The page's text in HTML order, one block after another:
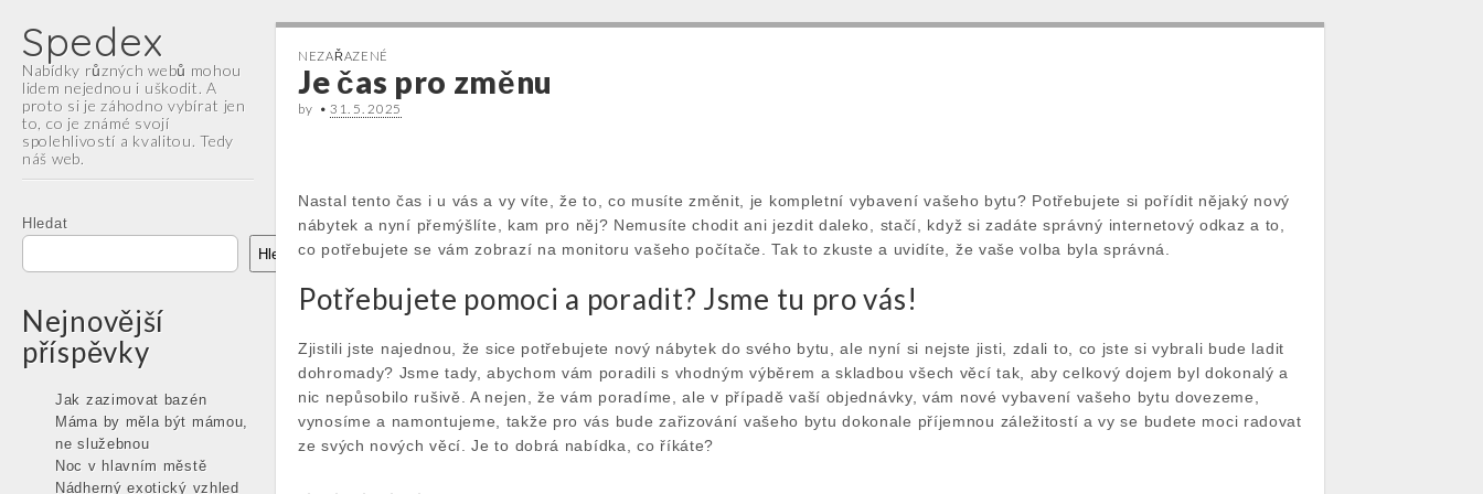
Spedex
Nabídky různých webů mohou
lidem nejednou i uškodit. A
proto si je záhodno vybírat jen
to, co je známé svojí
spolehlivostí a kvalitou. Tedy
náš web.
menu
to
Hledat
Hledat
Nejnovější
příspěvky
Jak zazimovat bazén
Máma by měla být mámou,
ne služebnou
Noc v hlavním městě
Nádherný exotický vzhled
NEZAŘAZENÉ
Je čas pro změnu
by •31. 5. 2025
Nastal tento čas i u vás a vy víte, že to, co musíte změnit, je kompletní vybavení vašeho bytu? Potřebujete si pořídit nějaký nový
nábytek a nyní přemýšlíte, kam pro něj? Nemusíte chodit ani jezdit daleko, stačí, když si zadáte správný internetový odkaz a to,
co potřebujete se vám zobrazí na monitoru vašeho počítače. Tak to zkuste a uvidíte, že vaše volba byla správná.
Potřebujete pomoci a poradit? Jsme tu pro vás!
Zjistili jste najednou, že sice potřebujete nový nábytek do svého bytu, ale nyní si nejste jisti, zdali to, co jste si vybrali bude ladit
dohromady? Jsme tady, abychom vám poradili s vhodným výběrem a skladbou všech věcí tak, aby celkový dojem byl dokonalý a
nic nepůsobilo rušivě. A nejen, že vám poradíme, ale v případě vaší objednávky, vám nové vybavení vašeho bytu dovezeme,
vynosíme a namontujeme, takže pro vás bude zařizování vašeho bytu dokonale příjemnou záležitostí a vy se budete moci radovat
ze svých nových věcí. Je to dobrá nabídka, co říkáte?